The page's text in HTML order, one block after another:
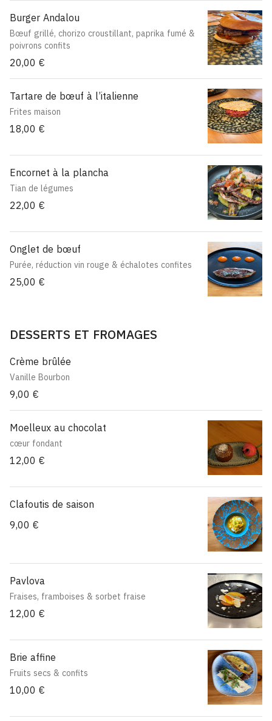
Burger Andalou
Bœuf grillé, chorizo croustillant, paprika fumé &
poivrons confits
20,00 €
Tartare de bœuf à l’italienne
Frites maison
18,00 €
Encornet à la plancha
Tian de légumes
22,00 €
Onglet de bœuf
Purée, réduction vin rouge & échalotes confites
25,00 €
DESSERTS ET FROMAGES
Crème brûlée
Vanille Bourbon
9,00 €
Moelleux au chocolat
cœur fondant
12,00 €
Clafoutis de saison
9,00 €
Pavlova
Fraises, framboises & sorbet fraise
12,00 €
Brie affine
Fruits secs & confits
10,00 €